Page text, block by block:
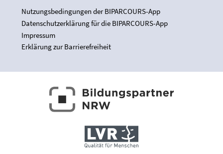
Nutzungsbedingungen der BIPARCOURS-App
Datenschutzerklärung für die BIPARCOURS-App
Impressum
Erklärung zur Barrierefreiheit